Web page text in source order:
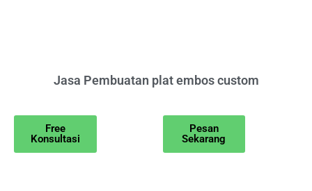
Jasa Pembuatan plat embos custom
Free
Konsultasi
Pesan
Sekarang